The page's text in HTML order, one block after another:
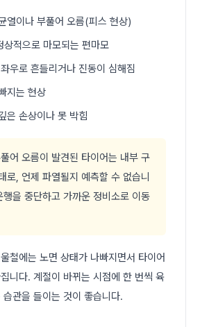
열이나 부풀어 오름(피스 현상)
상적으로 마모되는 편마모
우로 흔들리거나 진동이 심해짐
지는 현상
은 손상이나 못 박힘
어 오름이 발견된 타이어는 내부 구
로, 언제 파열될지 예측할 수 없습니
행을 중단하고 가까운 정비소로 이동
철에는 노면 상태가 나빠지면서 타이어
니다. 계절이 바뀌는 시점에 한 번씩 육
관을 들이는 것이 좋습니다.